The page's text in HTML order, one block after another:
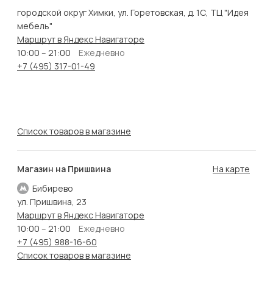
городской округ Химки, ул. Горетовская, д. 1С, ТЦ "Идея
мебель"
Маршрут в Яндекс Навигаторе
10:00 – 21:00
Ежедневно
+7 (495) 317-01-49
Список товаров в магазине
Магазин на Пришвина
Бибирево
На карте
ул. Пришвина, 23
Маршрут в Яндекс Навигаторе
10:00 – 21:00
Ежедневно
+7 (495) 988-16-60
Список товаров в магазине